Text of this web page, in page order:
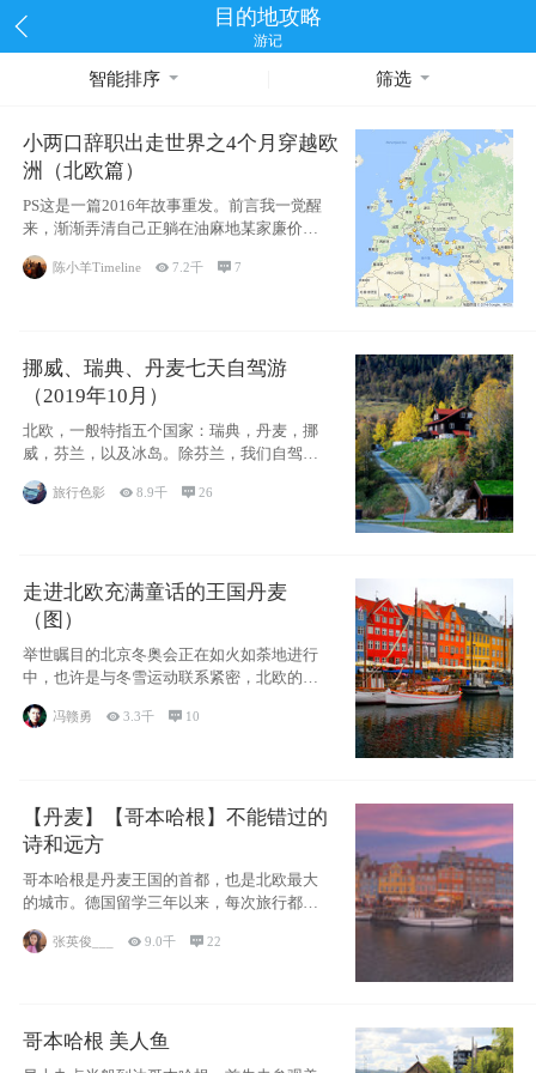
目的地攻略
游记
智能排序 筛选
小两口辞职出走世界之4个月穿越欧
洲（北欧篇）
PS这是一篇2016年故事重发。前言我一觉醒
来，渐渐弄清自己正躺在油麻地某家廉价宾
馆
陈小羊Timeline 7.2千 7
挪威、瑞典、丹麦七天自驾游
（2019年10月）
北欧，一般特指五个国家：瑞典，丹麦，挪
威，芬兰，以及冰岛。除芬兰，我们自驾游
旅行色影 8.9千 26
走进北欧充满童话的王国丹麦
（图）
举世瞩目的北京冬奥会正在如火如荼地进行
中，也许是与冬雪运动联系紧密，北欧的一
些国家因
冯赣勇 3.3千  10
【丹麦】【哥本哈根】不能错过的
诗和远方
哥本哈根是丹麦王国的首都，也是北欧最大
的城市。德国留学三年以来，每次旅行都是
张英俊___ 9.0千 22
哥本哈根 美人鱼